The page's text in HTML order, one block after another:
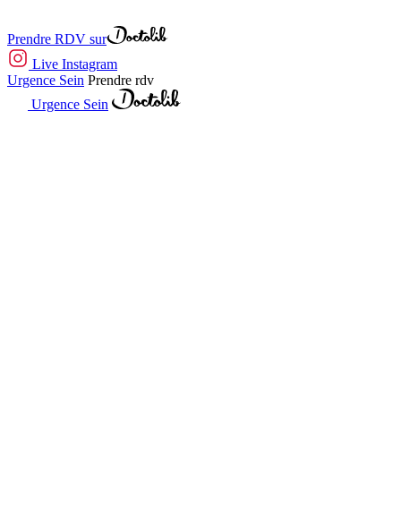
Prendre RDV sur
Live Instagram
Urgence Sein Prendre rdv
Urgence Sein